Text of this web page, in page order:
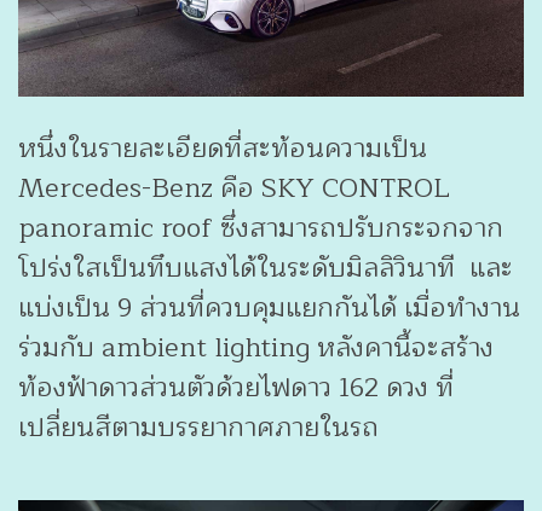
หนึ่งในรายละเอียดที่สะท้อนความเป็น
Mercedes-Benz คือ SKY CONTROL
panoramic roof ซึ่งสามารถปรับกระจกจาก
โปร่งใสเป็นทึบแสงได้ในระดับมิลลิวินาที และ
แบ่งเป็น 9 ส่วนที่ควบคุมแยกกันได้ เมื่อทำงาน
ร่วมกับ ambient lighting หลังคานี้จะสร้าง
ท้องฟ้าดาวส่วนตัวด้วยไฟดาว 162 ดวง ที่
เปลี่ยนสีตามบรรยากาศภายในรถ